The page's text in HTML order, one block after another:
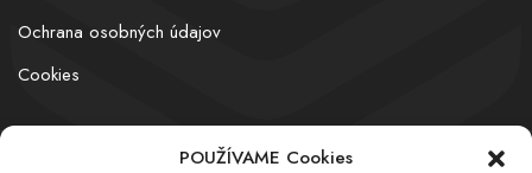
POUŽÍVAME Cookies
Ochrana osobných údajov
Cookies